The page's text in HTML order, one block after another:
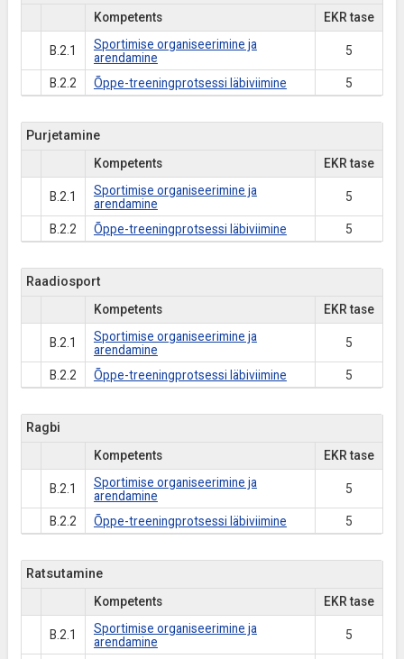
Kompetents EKR tase
B.2.1
Sportimise organiseerimine ja
arendamine
5
B.2.2 Õppe-treeningprotsessi läbiviimine 5
Purjetamine
Kompetents EKR tase
B.2.1
Sportimise organiseerimine ja
arendamine
5
B.2.2 Õppe-treeningprotsessi läbiviimine 5
Raadiosport
Kompetents EKR tase
B.2.1
Sportimise organiseerimine ja
arendamine
5
B.2.2 Õppe-treeningprotsessi läbiviimine 5
Ragbi
Kompetents EKR tase
B.2.1
Sportimise organiseerimine ja
arendamine
5
B.2.2 Õppe-treeningprotsessi läbiviimine 5
Ratsutamine
Kompetents EKR tase
B.2.1
Sportimise organiseerimine ja
arendamine
5